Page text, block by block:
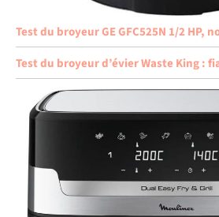
Test du broyeur GE GFC525N 1/2 HP,
Test du broyeur d’évier Waste King :